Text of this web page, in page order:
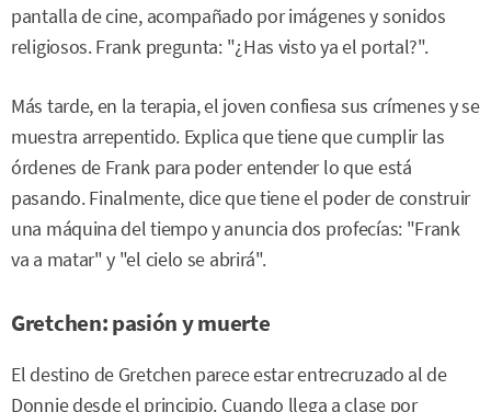
pantalla de cine, acompañado por imágenes y sonidos
religiosos. Frank pregunta: "¿Has visto ya el portal?".
Más tarde, en la terapia, el joven confiesa sus crímenes y se
muestra arrepentido. Explica que tiene que cumplir las
órdenes de Frank para poder entender lo que está
pasando. Finalmente, dice que tiene el poder de construir
una máquina del tiempo y anuncia dos profecías: "Frank
va a matar" y "el cielo se abrirá".
Gretchen: pasión y muerte
El destino de Gretchen parece estar entrecruzado al de
Donnie desde el principio. Cuando llega a clase por